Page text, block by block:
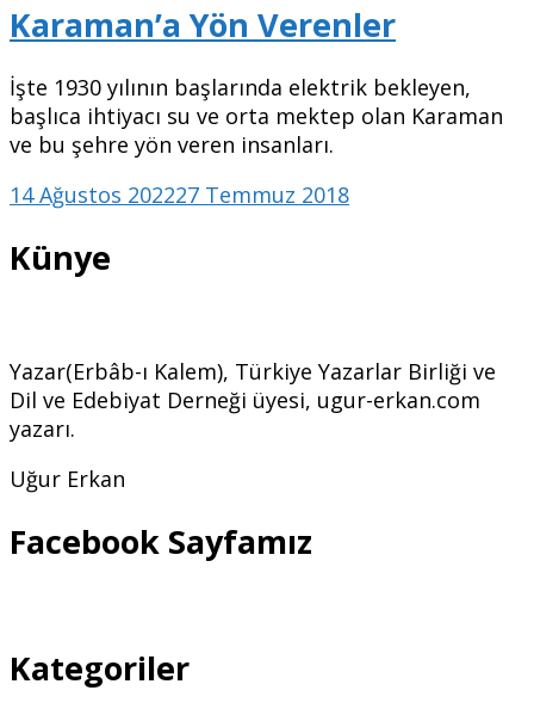
Karaman’a Yön Verenler
İşte 1930 yılının başlarında elektrik bekleyen,
başlıca ihtiyacı su ve orta mektep olan Karaman
ve bu şehre yön veren insanları.
14 Ağustos 202227 Temmuz 2018
Künye
Yazar(Erbâb-ı Kalem), Türkiye Yazarlar Birliği ve
Dil ve Edebiyat Derneği üyesi, ugur-erkan.com
yazarı.
Uğur Erkan
Facebook Sayfamız
Kategoriler